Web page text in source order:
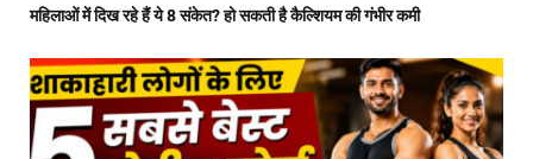
महिलाओं में दिख रहे हैं ये 8 संकेत? हो सकती है कैल्शियम की गंभीर कमी